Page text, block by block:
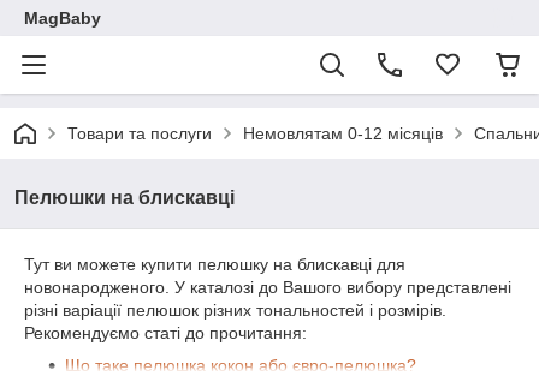
MagBaby
Товари та послуги Немовлятам 0-12 місяців
Пелюшки на блискавці
Тут ви можете купити пелюшку на блискавці для
новонародженого. У каталозі до Вашого вибору представлені
різні варіації пелюшок різних тональностей і розмірів.
Рекомендуємо статі до прочитання:
Що таке пелюшка кокон або євро-пелюшка?